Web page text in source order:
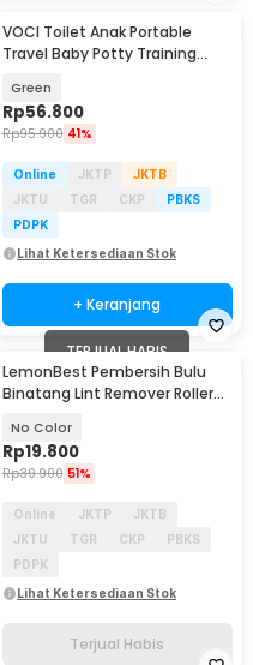
VOCI Toilet Anak Portable
Travel Baby Potty Training
Green
Rp56.800
Rp95.900 41%
Online JKTP
JKTB
JKTU
TGR CKP
PBKS
PDPK
Lihat Ketersediaan Stok
+ Keranjang
TERJUAL HABIS
LemonBest Pembersih Bulu
Binatang Lint Remover Roller
No Color
Rp19.800
Rp39.900 51%
Online JKTP
JKTB
JKTU
TGR CKP
PBKS
PDPK
Lihat Ketersediaan Stok
Terjual Habis